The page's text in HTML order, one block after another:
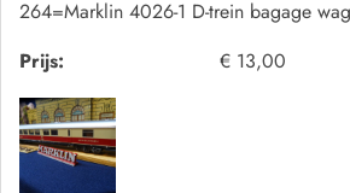
264=Marklin 4026-1 D-trein bagage
Prijs:
€ 13,00